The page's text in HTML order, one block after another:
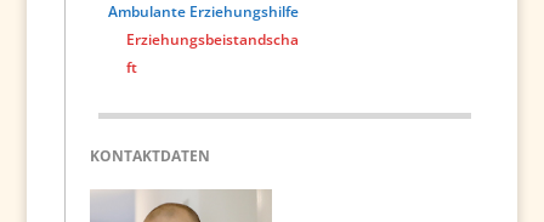
Ambulante Erziehungshilfe
Erziehungsbeistandscha
ft
KONTAKTDATEN